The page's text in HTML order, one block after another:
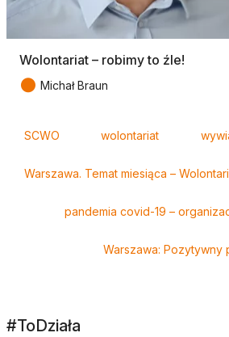
Wolontariat – robimy to źle!
● Michał Braun
SCWO wolontariat
Warszawa. Temat miesiąca –
pandemia covid-19 –
Warszawa: Pozytywny
#ToDziała